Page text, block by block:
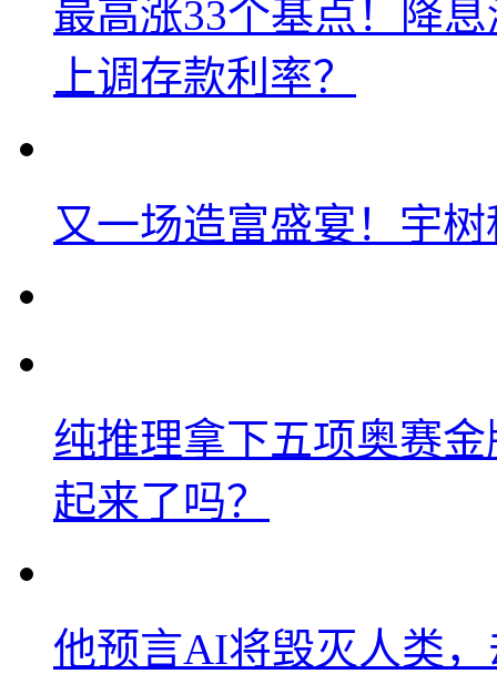
最高涨33个基点！降
上调存款利率？
又一场造富盛宴！宇
纯推理拿下五项奥赛
起来了吗？
他预言AI将毁灭人类